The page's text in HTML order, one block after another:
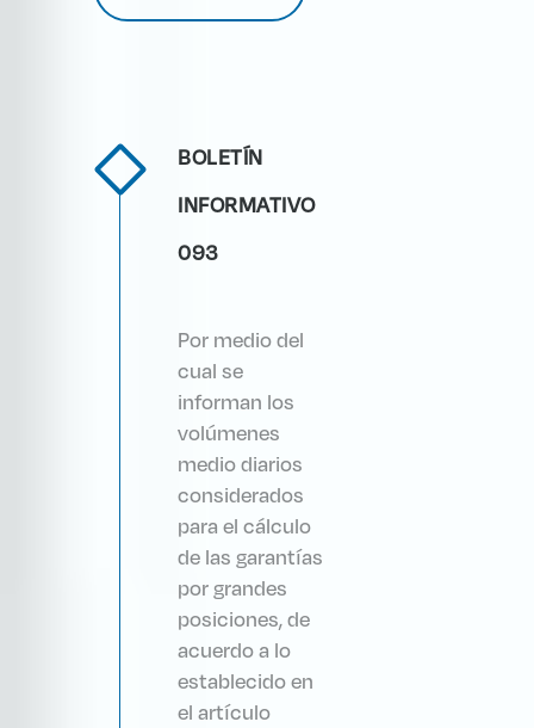
BOLETÍN
INFORMATIVO
093
Por medio del
cual se
informan los
volúmenes
medio diarios
considerados
para el cálculo
de las garantías
por grandes
posiciones, de
acuerdo a lo
establecido en
el artículo